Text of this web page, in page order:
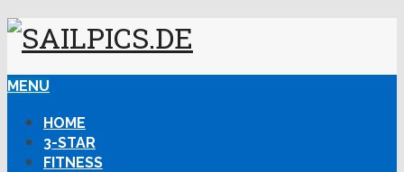
MENU
HOME
3-STAR
FITNESS